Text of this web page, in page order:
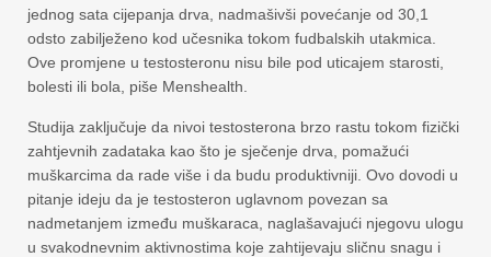
jednog sata cijepanja drva, nadmašivši povećanje od 30,1
odsto zabilježeno kod učesnika tokom fudbalskih utakmica.
Ove promjene u testosteronu nisu bile pod uticajem starosti,
bolesti ili bola, piše Menshealth.
Studija zaključuje da nivoi testosterona brzo rastu tokom fizički
zahtjevnih zadataka kao što je sječenje drva, pomažući
muškarcima da rade više i da budu produktivniji. Ovo dovodi u
pitanje ideju da je testosteron uglavnom povezan sa
nadmetanjem između muškaraca, naglašavajući njegovu ulogu
u svakodnevnim aktivnostima koje zahtijevaju sličnu snagu i